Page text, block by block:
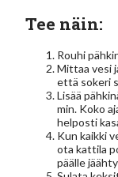
Tee näin:
Rouhi
Mittaa vesi
että sokeri
Lisää
min. Koko
helposti
Kun kaikki
ota kattila
päälle